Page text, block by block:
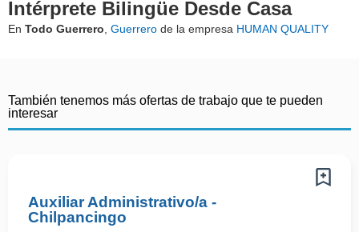
Intérprete Bilingüe Desde Casa
En Todo Guerrero Guerrero de la empresa HUMAN QUALITY
También tenemos más ofertas de trabajo que te pueden
interesar
Auxiliar Administrativo/a -
Chilpancingo